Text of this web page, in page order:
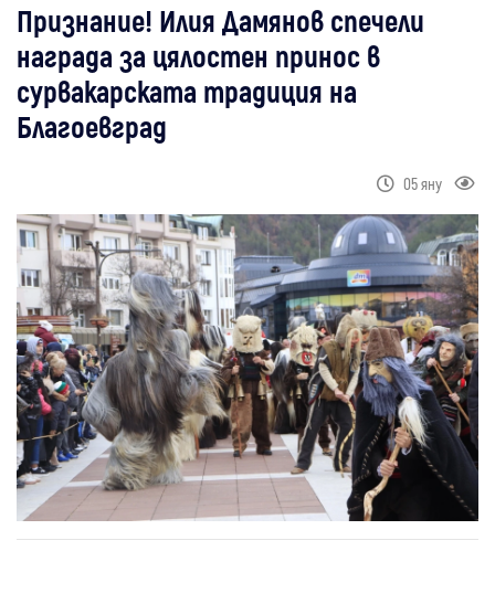
Признание! Илия Дамянов спечели
награда за цялостен принос в
сурвакарската традиция на
Благоевград
05 яну